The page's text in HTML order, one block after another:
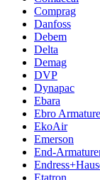
Comprag
Danfoss
Debem
Delta
Demag
DVP
Dynapac
Ebara
Ebro
EkoAir
Emerson
End-
Etatron